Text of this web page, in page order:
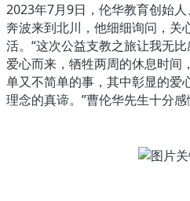
2023年7月9日，伦华教育创始
奔波来到北川，他细细询问，关
活。“这次公益支教之旅让我无
爱心而来，牺牲两周的休息时间
单又不简单的事，其中彰显的爱
理念的真谛。”曹伦华先生十分感